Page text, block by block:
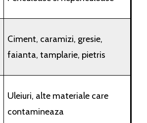
Ciment, caramizi, gresie,
faianta, tamplarie, pietris
Uleiuri, alte materiale care
contamineaza